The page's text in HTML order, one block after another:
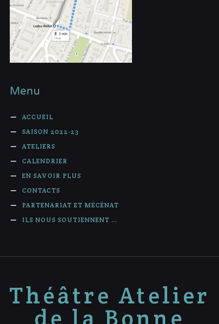
Menu
ACCUEIL
SAISON 2022-23
ATELIERS
CALENDRIER
EN SAVOIR PLUS
CONTACTS
PARTENARIAT ET MÉCÉNAT
ILS NOUS SOUTIENNENT …
Théâtre Atelier
de la Bonne